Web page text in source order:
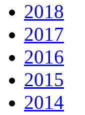
2018
2017
2016
2015
2014